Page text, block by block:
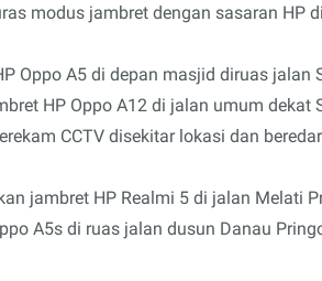
modus jambret dengan sasaran HP
Oppo A5 di depan masjid diruas jalan
HP Oppo A12 di jalan umum dekat
CCTV disekitar lokasi dan
jambret HP Realmi 5 di jalan Melati
A5s di ruas jalan dusun Danau